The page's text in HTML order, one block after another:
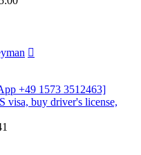
+49 1573 3512463]
visa, buy driver's license,